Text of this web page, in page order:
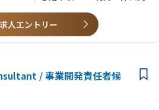
われる
Webサービスの企画・運営に携わることが
て働ける
、経験や年次に関わらず、
案件でも一人称で推進できるチャンスが
る方
求人エントリー
/ 事業開発責任者候